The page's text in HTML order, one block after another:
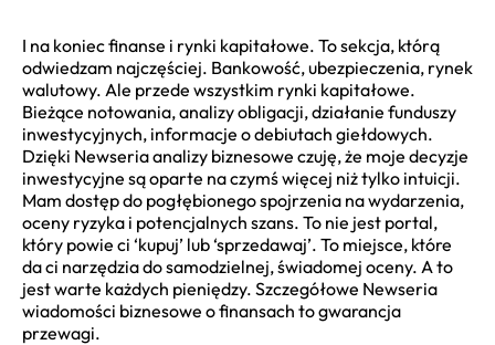
I na koniec finanse i rynki kapitałowe. To sekcja, którą
odwiedzam najczęściej. Bankowość, ubezpieczenia, rynek
walutowy. Ale przede wszystkim rynki kapitałowe.
Bieżące notowania, analizy obligacji, działanie funduszy
inwestycyjnych, informacje o debiutach giełdowych.
Dzięki Newseria analizy biznesowe czuję, że moje decyzje
inwestycyjne są oparte na czymś więcej niż tylko intuicji.
Mam dostęp do pogłębionego spojrzenia na wydarzenia,
oceny ryzyka i potencjalnych szans. To nie jest portal,
który powie ci ‘kupuj’ lub ‘sprzedawaj’. To miejsce, które
da ci narzędzia do samodzielnej, świadomej oceny. A to
jest warte każdych pieniędzy. Szczegółowe Newseria
wiadomości biznesowe o finansach to gwarancja
przewagi.